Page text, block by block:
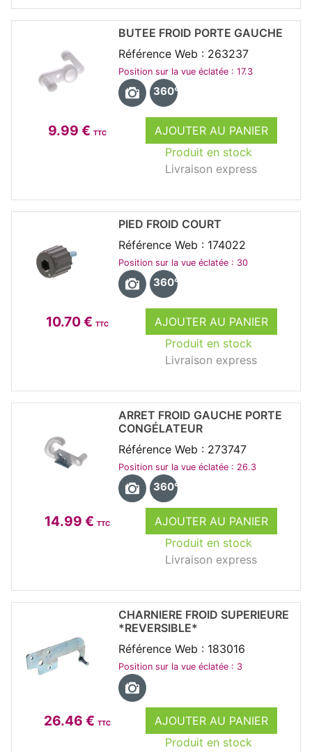
9.99 € TTC
AJOUTER AU PANIER
Produit en stock
Livraison express
BUTEE FROID PORTE GAUCHE
Référence Web : 263237
Position sur la vue éclatée : 17.3
360°
10.70 € TTC
AJOUTER AU PANIER
Produit en stock
Livraison express
PIED FROID COURT
Référence Web : 174022
Position sur la vue éclatée : 30
360°
14.99 € TTC
AJOUTER AU PANIER
Produit en stock
Livraison express
ARRET FROID GAUCHE PORTE
CONGÉLATEUR
Référence Web : 273747
Position sur la vue éclatée : 26.3
360°
26.46 € TTC
AJOUTER AU PANIER
Produit en stock
CHARNIERE FROID SUPERIEURE
*REVERSIBLE*
Référence Web : 183016
Position sur la vue éclatée : 3